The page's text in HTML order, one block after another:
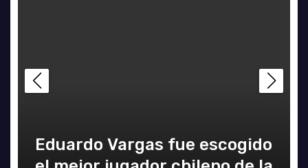
Eduardo Vargas fue escogido